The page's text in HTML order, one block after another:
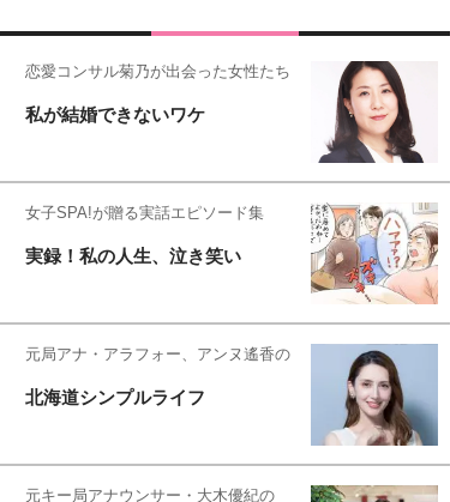
恋愛コンサル菊乃が出会った女性たち
私が結婚できないワケ
女子SPA!が贈る実話エピソード集
実録！私の人生、泣き笑い
元局アナ・アラフォー、アンヌ遙香の
北海道シンプルライフ
元キー局アナウンサー・大木優紀の